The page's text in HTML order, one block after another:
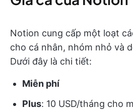
Notion cung cấp một loạt
cho cá nhân, nhóm nhỏ và
Dưới đây là chi tiết:
Miễn phí
Plus: 10 USD/tháng cho